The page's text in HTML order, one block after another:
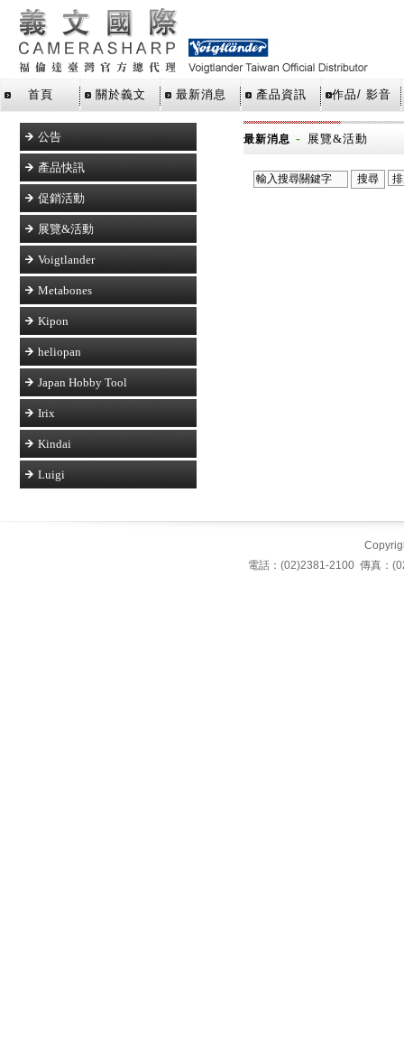
首頁 關於義文 最新消息 產品資訊 作品/ 影音
公告
產品快訊
促銷活動
展覽&活動
Voigtlander
Metabones
Kipon
heliopan
Japan Hobby Tool
Irix
Kindai
Luigi
最新消息 - 展覽&活動
電話：(02)2381-2100 傳真：